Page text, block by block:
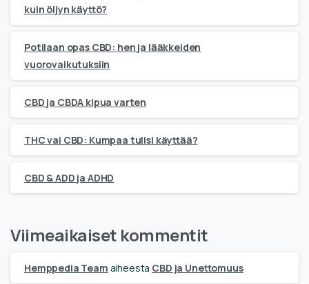
kuin öljyn käyttö?
Potilaan opas CBD: hen ja lääkkeiden
vuorovaikutuksiin
CBD ja CBDA kipua varten
THC vai CBD: Kumpaa tulisi käyttää?
CBD & ADD ja ADHD
Viimeaikaiset kommentit
Hemppedia Team aiheesta CBD ja Unettomuus